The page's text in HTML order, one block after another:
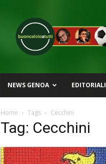
Buon
Calcio
a
Tutti
NEWS GENOA EDITORIALI
Home Tags Cecchini
Tag: Cecchini